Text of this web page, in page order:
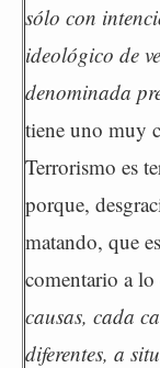
sólo con
ideológico de
denominada
tiene uno muy
Terrorismo es
porque,
matando, que
comentario a lo
causas, cada
diferentes, a